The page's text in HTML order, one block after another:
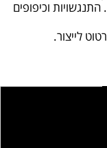
וכיפופים
לייצור.